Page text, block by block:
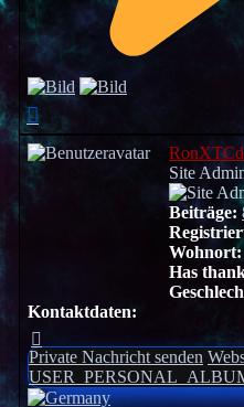
Nach
oben
Site
Beiträge:
Wohnort:
Has
Kontaktdaten:
Kontaktdaten
von
RonXTCdaBass
Private Nachricht senden